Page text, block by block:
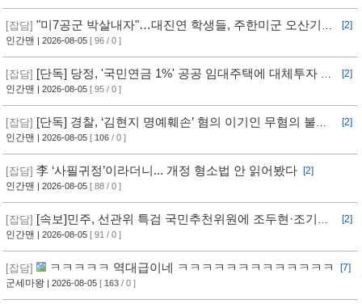
[잡담] "미7공군 박살내자"…대진연 학생들, 주한미군 오산기지
무단침입 [영상]
[2]
인간맨 | 2026-08-05 [ 96 / 0 ]
[잡담] [단독] 당정, '국민연금 1%' 공공 임대주택에 대체투자 검
토
[2]
인간맨 | 2026-08-05 [ 95 / 0 ]
[잡담] [단독] 경찰, ‘김현지 명예훼손’ 혐의 이기인 무혐의 불송
치
[2]
인간맨 | 2026-08-05 [ 106 / 0 ]
[잡담] 李 ‘사필귀정’이라더니... 개정 형소법 안 읽어봤다
[2]
인간맨 | 2026-08-05 [ 88 / 0 ]
[잡담] [속보]민주, 선관위 특검 국민추천위원에 조두현·조기연
변호사, 하상응 교수 추천
[2]
인간맨 | 2026-08-05 [ 91 / 0 ]
[잡담] ㅋㅋㅋㅋㅋ 역대급이네 ㅋㅋㅋㅋㅋㅋㅋㅋㅋㅋㅋㅋㅋ
[7]
군세마왕 | 2026-08-05 [ 163 / 0 ]